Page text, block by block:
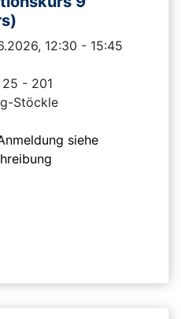
12:30 - 15:45
- 201
Stöckle
siehe